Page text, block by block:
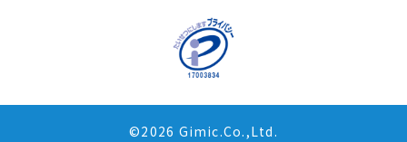
©2026 Gimic.Co.,Ltd.